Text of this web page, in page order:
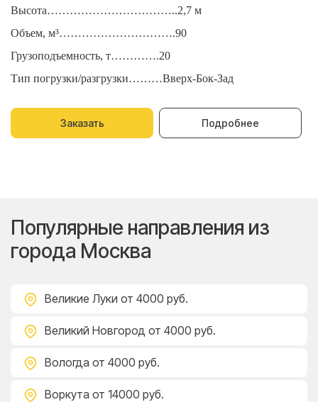
Высота……………………………..2,7 м
Объем, м³………………………….90
Грузоподъемность, т………….20
Тип погрузки/разгрузки………Вверх-Бок-Зад
Заказать Подробнее
Популярные направления из
города Москва
Великие Луки от 4000 руб.
Великий Новгород от 4000 руб.
Вологда от 4000 руб.
Воркута от 14000 руб.